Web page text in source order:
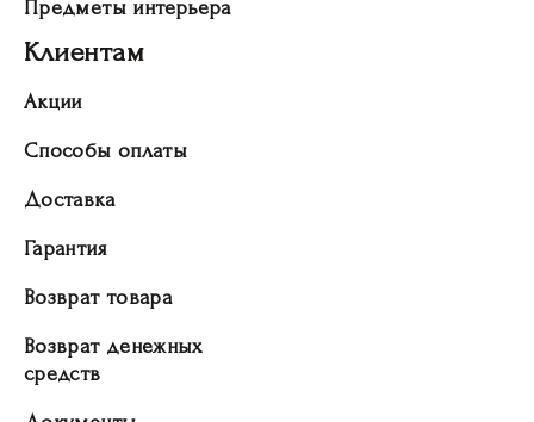
Предметы интерьера
Клиентам
Акции
Способы оплаты
Доставка
Гарантия
Возврат товара
Возврат денежных
средств